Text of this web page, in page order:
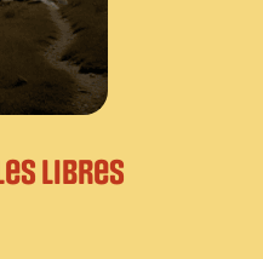
libres